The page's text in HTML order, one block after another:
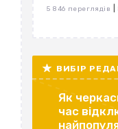
5 846 переглядів
ВИБІР
Як
час